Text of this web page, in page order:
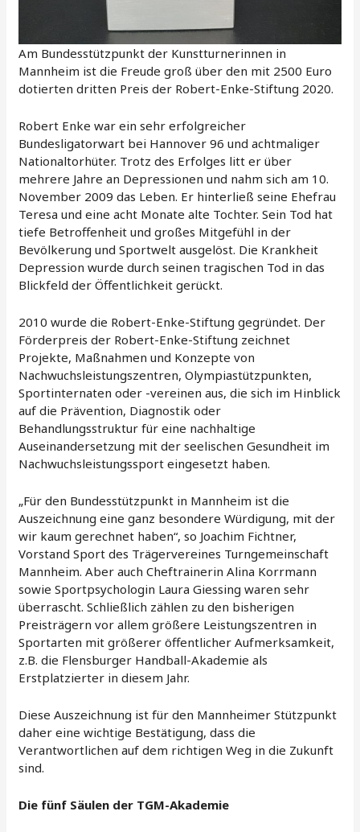
Am Bundesstützpunkt der Kunstturnerinnen in
Mannheim ist die Freude groß über den mit 2500 Euro
dotierten dritten Preis der Robert-Enke-Stiftung 2020.
Robert Enke war ein sehr erfolgreicher
Bundesligatorwart bei Hannover 96 und achtmaliger
Nationaltorhüter. Trotz des Erfolges litt er über
mehrere Jahre an Depressionen und nahm sich am 10.
November 2009 das Leben. Er hinterließ seine Ehefrau
Teresa und eine acht Monate alte Tochter. Sein Tod hat
tiefe Betroffenheit und großes Mitgefühl in der
Bevölkerung und Sportwelt ausgelöst. Die Krankheit
Depression wurde durch seinen tragischen Tod in das
Blickfeld der Öffentlichkeit gerückt.
2010 wurde die Robert-Enke-Stiftung gegründet. Der
Förderpreis der Robert-Enke-Stiftung zeichnet
Projekte, Maßnahmen und Konzepte von
Nachwuchsleistungszentren, Olympiastützpunkten,
Sportinternaten oder -vereinen aus, die sich im Hinblick
auf die Prävention, Diagnostik oder
Behandlungsstruktur für eine nachhaltige
Auseinandersetzung mit der seelischen Gesundheit im
Nachwuchsleistungssport eingesetzt haben.
„Für den Bundesstützpunkt in Mannheim ist die
Auszeichnung eine ganz besondere Würdigung, mit der
wir kaum gerechnet haben“, so Joachim Fichtner,
Vorstand Sport des Trägervereines Turngemeinschaft
Mannheim. Aber auch Cheftrainerin Alina Korrmann
sowie Sportpsychologin Laura Giessing waren sehr
überrascht. Schließlich zählen zu den bisherigen
Preisträgern vor allem größere Leistungszentren in
Sportarten mit größerer öffentlicher Aufmerksamkeit,
z.B. die Flensburger Handball-Akademie als
Erstplatzierter in diesem Jahr.
Diese Auszeichnung ist für den Mannheimer Stützpunkt
daher eine wichtige Bestätigung, dass die
Verantwortlichen auf dem richtigen Weg in die Zukunft
sind.
Die fünf Säulen der TGM-Akademie